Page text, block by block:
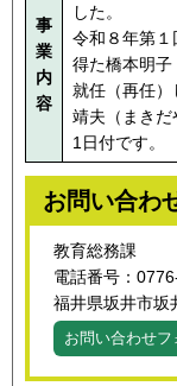
事
業
内
容
した。
令和８年第
得た橋本明子
就任（再任）
靖夫（まきだ
1日付です。
お問い合わ
教育総務課
電話番号：
福井県坂井市坂
お問い合わせフ